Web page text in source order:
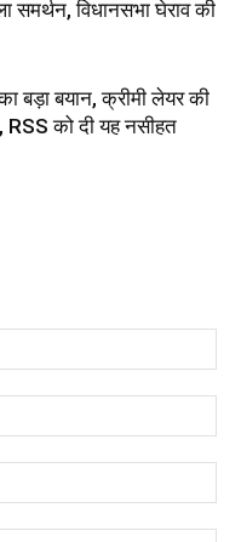
समर्थन, विधानसभा घेराव की
बड़ा बयान, क्रीमी लेयर की
RSS को दी यह नसीहत